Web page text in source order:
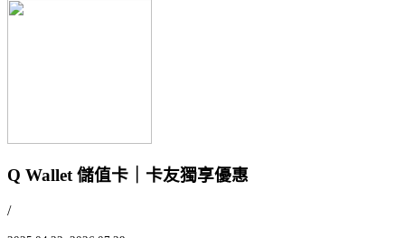
Q Wallet 儲值卡｜卡友獨享優惠
/